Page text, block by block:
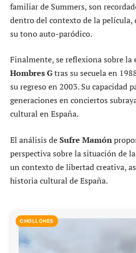
familiar de Summers, son
dentro del contexto de la película,
su tono auto-paródico.
Finalmente, se reflexiona sobre la
Hombres Gtras su secuela en
su regreso en 2003. Su capacidad
generaciones en conciertos
cultural en España.
El análisis deSufre Mamón
perspectiva sobre la situación de
un contexto de libertad creativa,
historia cultural de España.
CHOLLONES